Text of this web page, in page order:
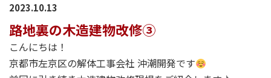
2023.10.13
路地裏の木造建物改修③
こんにちは！
京都市左京区の解体工事会社 沖潮開発です